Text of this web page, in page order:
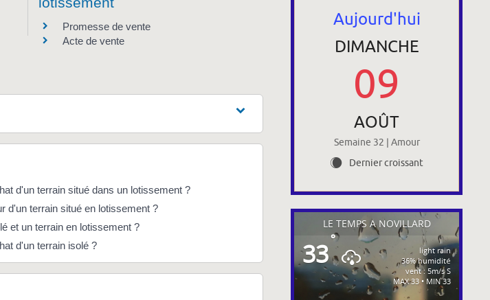
Promesse de vente
Acte de vente
d'un terrain situé dans un lotissement ?
d'un terrain situé en lotissement ?
et un terrain en lotissement ?
d'un terrain isolé ?
Aujourd'hui
DIMANCHE
09
AOÛT
Semaine 32 | Amour
X Dernier croissant
LE TEMPS À NOVILLARD
33°
light rain
36% humidité
vent : 5m/s S
MAX 33 • MIN 33